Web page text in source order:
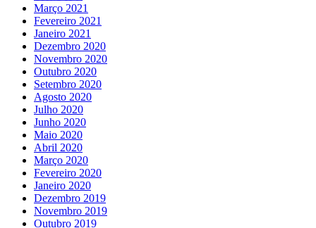
Março 2021
Fevereiro 2021
Janeiro 2021
Dezembro 2020
Novembro 2020
Outubro 2020
Setembro 2020
Agosto 2020
Julho 2020
Junho 2020
Maio 2020
Abril 2020
Março 2020
Fevereiro 2020
Janeiro 2020
Dezembro 2019
Novembro 2019
Outubro 2019